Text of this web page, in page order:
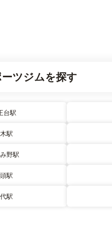
ツジムを探す
台駅
駅
野駅
駅
駅